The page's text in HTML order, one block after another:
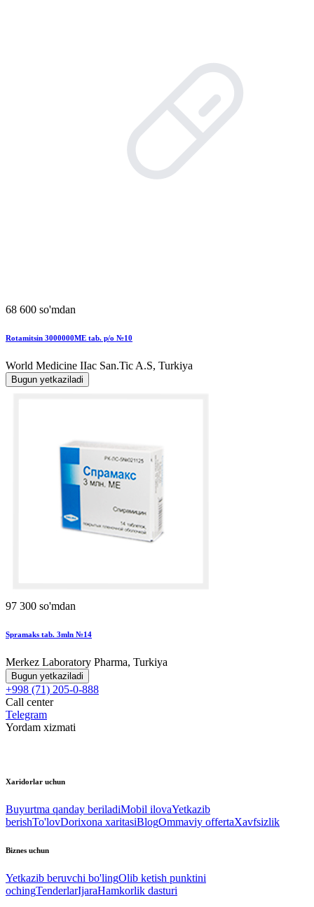
68 600 so'mdan
Rotamitsin 3000000MЕ tab. p/o №10
World Мedicine IIac San.Tic A.S, Turkiya
Bugun yetkaziladi
97 300 so'mdan
Spramaks tab. 3mln №14
Merkez Laboratory Pharma, Turkiya
Bugun yetkaziladi
+998 (71) 205-0-888
Call center
Telegram
Yordam xizmati
Xaridorlar uchun
Buyurtma qanday beriladiMobil ilovaYetkazib
berishTo'lovDorixona xaritasiBlogOmmaviy offertaXavfsizlik
Biznes uchun
Yetkazib beruvchi bo'lingOlib ketish punktini
ochingTenderlarIjaraHamkorlik dasturi